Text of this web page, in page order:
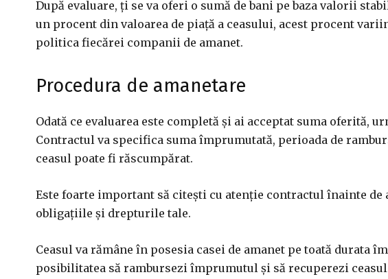
După evaluare, ți se va oferi o sumă de bani pe baza valorii
un procent din valoarea de piață a ceasului, acest procent
politica fiecărei companii de amanet.
Procedura de amanetare
Odată ce evaluarea este completă și ai acceptat suma oferită,
Contractul va specifica suma împrumutată, perioada de
ceasul poate fi răscumpărat.
Este foarte important să citești cu atenție contractul înainte de
obligațiile și drepturile tale.
Ceasul va rămâne în posesia casei de amanet pe toată durata
posibilitatea să rambursezi împrumutul și să recuperezi